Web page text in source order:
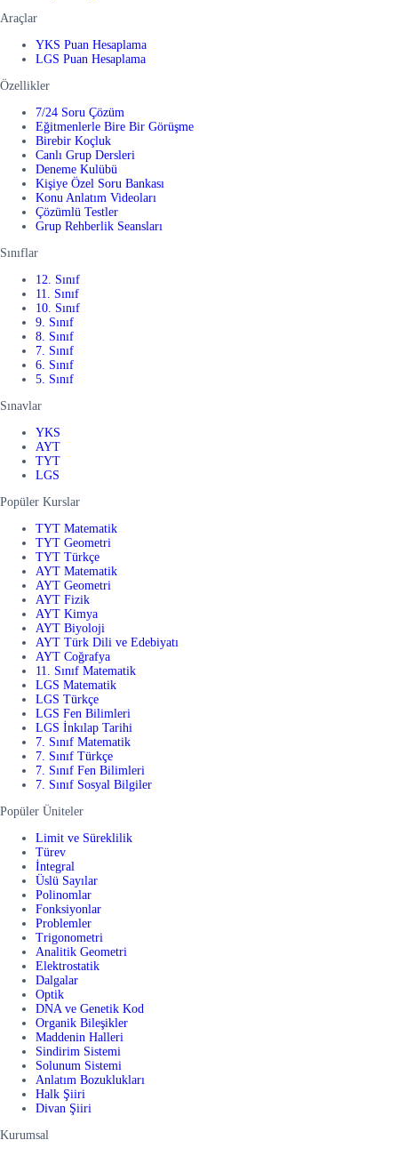
Araçlar
YKS Puan Hesaplama
LGS Puan Hesaplama
Özellikler
7/24 Soru Çözüm
Eğitmenlerle Bire Bir Görüşme
Birebir Koçluk
Canlı Grup Dersleri
Deneme Kulübü
Kişiye Özel Soru Bankası
Konu Anlatım Videoları
Çözümlü Testler
Grup Rehberlik Seansları
Sınıflar
12. Sınıf
11. Sınıf
10. Sınıf
9. Sınıf
8. Sınıf
7. Sınıf
6. Sınıf
5. Sınıf
Sınavlar
YKS
AYT
TYT
LGS
Popüler Kurslar
TYT Matematik
TYT Geometri
TYT Türkçe
AYT Matematik
AYT Geometri
AYT Fizik
AYT Kimya
AYT Biyoloji
AYT Türk Dili ve Edebiyatı
AYT Coğrafya
11. Sınıf Matematik
LGS Matematik
LGS Türkçe
LGS Fen Bilimleri
LGS İnkılap Tarihi
7. Sınıf Matematik
7. Sınıf Türkçe
7. Sınıf Fen Bilimleri
7. Sınıf Sosyal Bilgiler
Popüler Üniteler
Limit ve Süreklilik
Türev
İntegral
Üslü Sayılar
Polinomlar
Fonksiyonlar
Problemler
Trigonometri
Analitik Geometri
Elektrostatik
Dalgalar
Optik
DNA ve Genetik Kod
Organik Bileşikler
Maddenin Halleri
Sindirim Sistemi
Solunum Sistemi
Anlatım Bozuklukları
Halk Şiiri
Divan Şiiri
Kurumsal